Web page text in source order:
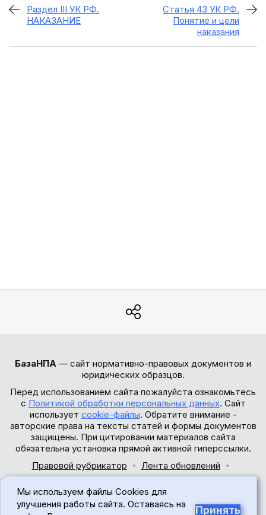
Раздел III УК РФ.
НАКАЗАНИЕ
Статья 43 УК РФ.
Понятие и цели
наказания
БазаНПА — сайт нормативно-правовых документов и
юридических образцов.
Перед использованием сайта пожалуйста ознакомьтесь
с Политикой обработки персональных данных. Сайт
использует cookie-файлы. Обратите внимание -
авторские права на тексты статей и формы документов
защищены. При цитировании материалов сайта
обязательна установка прямой активной гиперссылки.
Правовой рубрикатор
Лента обновлений
© 2017-2026
Мы используем файлы Cookies для
улучшения работы сайта. Оставаясь на
Принять